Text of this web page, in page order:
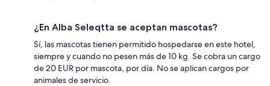
¿En Alba Seleqtta se aceptan mascotas?
Sí, las mascotas tienen permitido hospedarse en este hotel,
siempre y cuando no pesen más de 10 kg. Se cobra un cargo
de 20 EUR por mascota, por día. No se aplican cargos por
animales de servicio.